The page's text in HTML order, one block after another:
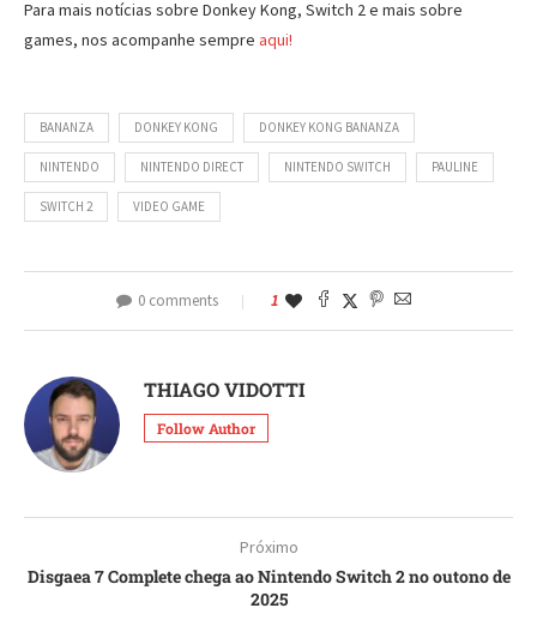
Para mais notícias sobre Donkey Kong, Switch 2 e mais sobre
games, nos acompanhe sempre aqui!
BANANZA DONKEY KONG DONKEY KONG BANANZA
NINTENDO NINTENDO DIRECT NINTENDO SWITCH PAULINE
SWITCH 2 VIDEO GAME
0 comments 1
THIAGO VIDOTTI
Follow Author
Próximo
Disgaea 7 Complete chega ao Nintendo Switch 2 no outono de
2025